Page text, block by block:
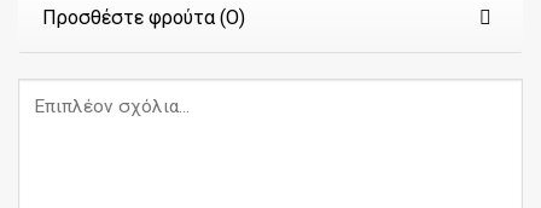
Προσθέστε φρούτα (Ο)